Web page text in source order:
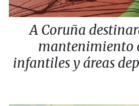
A Coruña
mantenimiento
infantiles y áreas